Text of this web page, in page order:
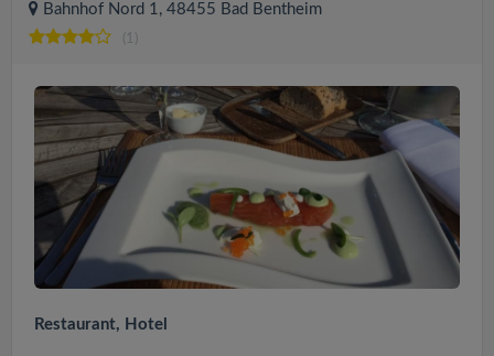
Bahnhof Nord 1, 48455 Bad Bentheim
(1)
Restaurant, Hotel